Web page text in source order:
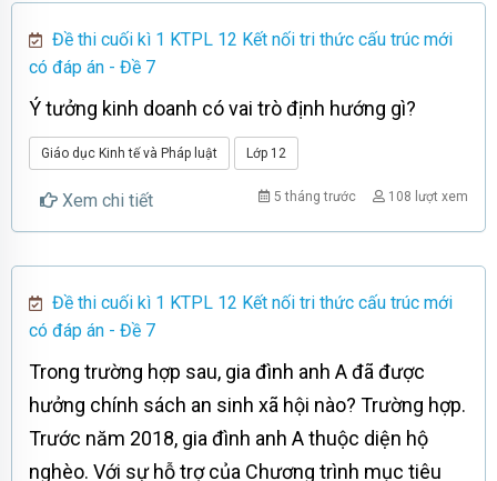
Đề thi cuối kì 1 KTPL 12 Kết nối tri thức cấu trúc mới
có đáp án - Đề 7
Ý tưởng kinh doanh có vai trò định hướng gì?
Giáo dục Kinh tế và Pháp luật Lớp 12
Xem chi tiết 108 lượt xem
5 tháng trước
Đề thi cuối kì 1 KTPL 12 Kết nối tri thức cấu trúc mới
có đáp án - Đề 7
Trong trường hợp sau, gia đình anh A đã được
hưởng chính sách an sinh xã hội nào? Trường hợp.
Trước năm 2018, gia đình anh A thuộc diện hộ
nghèo. Với sự hỗ trợ của Chương trình mục tiêu